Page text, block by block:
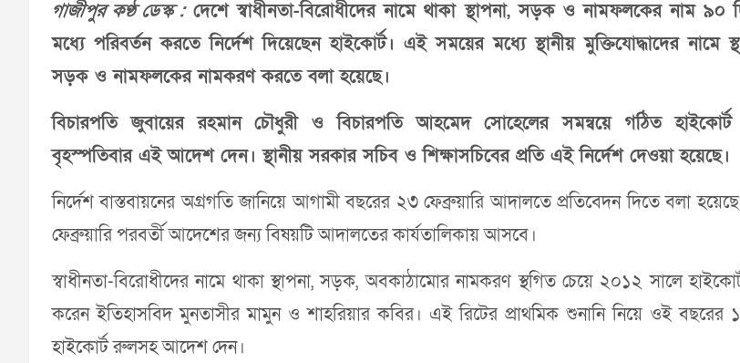
গাজীপুর কণ্ঠ ডেস্ক :দেশে স্বাধীনতা-বিরোধীদের নামে থাকা স্থাপনা, সড়ক ও নামফলকের নাম ৯০
মধ্যে পরিবর্তন করতে নির্দেশ দিয়েছেন হাইকোর্ট। এই সময়ের মধ্যে স্থানীয় মুক্তিযোদ্ধাদের নামে
সড়ক ও নামফলকের নামকরণ করতে বলা হয়েছে।
বিচারপতি জুবায়ের রহমান চৌধুরী ও বিচারপতি আহমেদ সোহেলের সমন্বয়ে গঠিত হাইকোর্ট
বৃহস্পতিবার এই আদেশ দেন। স্থানীয় সরকার সচিব ও শিক্ষাসচিবের প্রতি এই নির্দেশ দেওয়া হয়েছে।
নির্দেশ বাস্তবায়নের অগ্রগতি জানিয়ে আগামী বছরের ২৩ ফেব্রুয়ারি আদালতে প্রতিবেদন দিতে বলা
ফেব্রুয়ারি পরবর্তী আদেশের জন্য বিষয়টি আদালতের কার্যতালিকায় আসবে।
স্বাধীনতা-বিরোধীদের নামে থাকা স্থাপনা, সড়ক, অবকাঠামোর নামকরণ স্থগিত চেয়ে ২০১২ সালে
করেন ইতিহাসবিদ মুনতাসীর মামুন ও শাহরিয়ার কবির। এই রিটের প্রাথমিক শুনানি নিয়ে ওই বছরের
হাইকোর্ট রুলসহ আদেশ দেন।